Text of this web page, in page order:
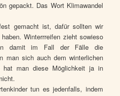
gepackt. Das Wort Klimawandel
gemacht ist, dafür sollten wir
Winterrreifen zieht sowieso
damit im Fall der Fälle die
man sich auch dem winterlichen
hat man diese Möglichkeit ja in
tun es jedenfalls, indem